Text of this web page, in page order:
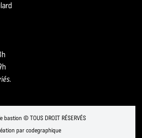
bastion © TOUS DROIT RÉSERVÉS
par codegraphique